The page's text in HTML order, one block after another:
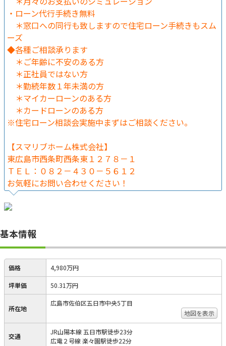
・ローン代行手続き無料
＊窓口への同行も致しますので住宅ローン手続きもスム
ーズ
◆各種ご相談承ります
＊ご年齢に不安のある方
＊正社員ではない方
＊勤続年数１年未満の方
＊マイカーローンのある方
＊カードローンのある方
※住宅ローン相談会実施中まずはご相談ください。
【スマリブホーム株式会社】
東広島市西条町西条東１２７８－１
ＴＥＬ：０８２－４３０－５６１２
お気軽にお問い合わせください！
基本情報
価格 4,980万円
坪単価 50.31万円
所在地
広島市佐伯区五日市中央5丁目
地図を表示
交通
JR山陽本線 五日市駅徒歩23分
広電２号線 楽々園駅徒歩22分